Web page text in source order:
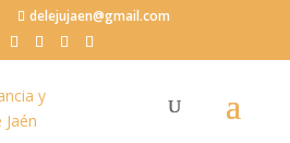
delejujaen@gmail.com